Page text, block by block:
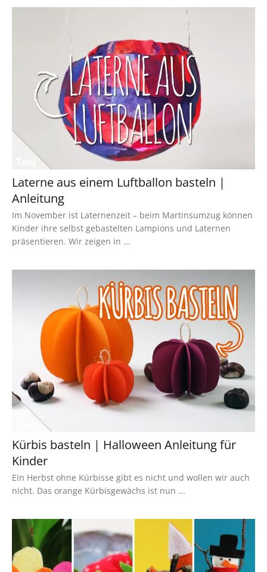
Laterne aus einem Luftballon basteln |
Anleitung
Im November ist Laternenzeit – beim Martinsumzug können
Kinder ihre selbst gebastelten Lampions und Laternen
präsentieren. Wir zeigen in ...
Kürbis basteln | Halloween Anleitung für
Kinder
Ein Herbst ohne Kürbisse gibt es nicht und wollen wir auch
nicht. Das orange Kürbisgewächs ist nun ...